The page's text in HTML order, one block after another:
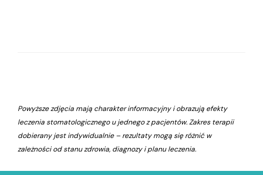
Powyższe zdjęcia mają charakter informacyjny i obrazują efekty
leczenia stomatologicznego u jednego z pacjentów. Zakres terapii
dobierany jest indywidualnie – rezultaty mogą się różnić w
zależności od stanu zdrowia, diagnozy i planu leczenia.